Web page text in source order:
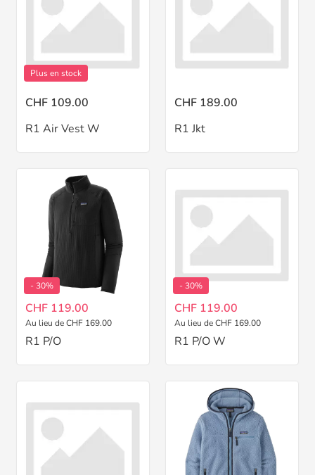
Plus en stock
CHF 109.00
R1 Air Vest W
CHF 189.00
R1 Jkt
- 30%
CHF 119.00
Au lieu de CHF 169.00
R1 P/O
- 30%
CHF 119.00
Au lieu de CHF 169.00
R1 P/O W